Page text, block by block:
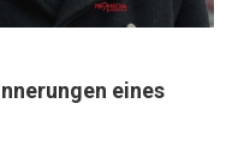
eines